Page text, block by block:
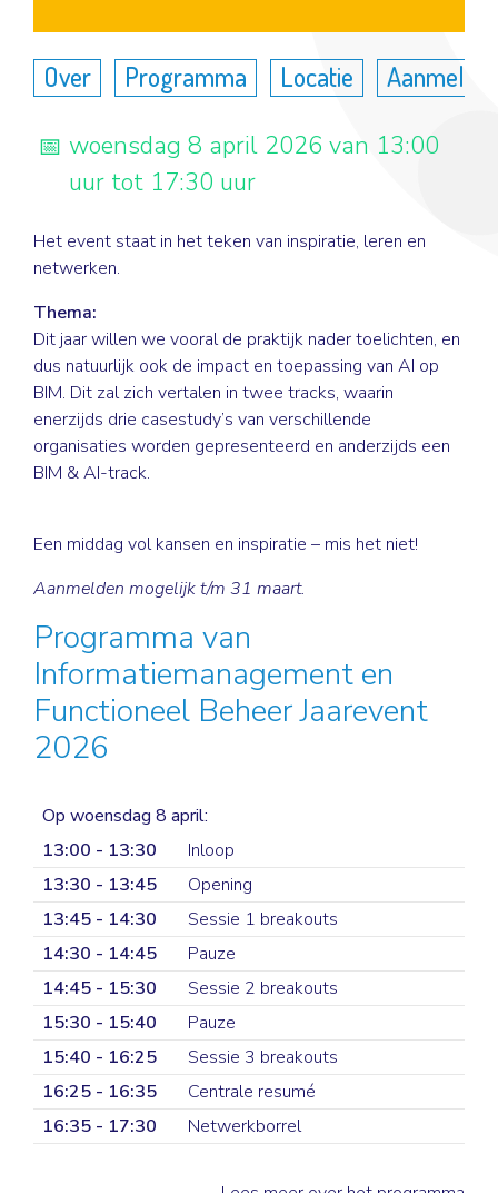
Over Programma Locatie
woensdag 8 april 2026 van 13:00
uur tot 17:30 uur
Het event staat in het teken van inspiratie, leren en
netwerken.
Thema:
Dit jaar willen we vooral de praktijk nader toelichten, en
dus natuurlijk ook de impact en toepassing van AI op
BIM. Dit zal zich vertalen in twee tracks, waarin
enerzijds drie casestudy’s van verschillende
organisaties worden gepresenteerd en anderzijds een
BIM & AI-track.
Een middag vol kansen en inspiratie – mis het niet!
Aanmelden mogelijk t/m 31 maart.
Programma van
Informatiemanagement en
Functioneel Beheer Jaarevent
2026
Op woensdag 8 april:
13:00 - 13:30
Inloop
13:30 - 13:45
Opening
13:45 - 14:30
Sessie 1 breakouts
14:30 - 14:45
Pauze
14:45 - 15:30
Sessie 2 breakouts
15:30 - 15:40
Pauze
15:40 - 16:25
Sessie 3 breakouts
16:25 - 16:35
Centrale resumé
16:35 - 17:30
Netwerkborrel